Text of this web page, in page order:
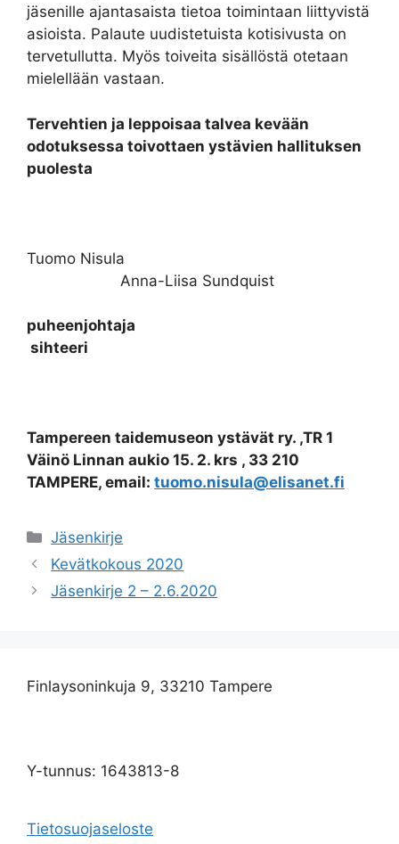
jäsenille ajantasaista tietoa toimintaan liittyvistä
asioista. Palaute uudistetuista kotisivusta on
tervetullutta. Myös toiveita sisällöstä otetaan
mielellään vastaan.
Tervehtien ja leppoisaa talvea kevään
odotuksessa toivottaen ystävien hallituksen
puolesta
Tuomo Nisula
Anna-Liisa Sundquist
puheenjohtaja
sihteeri
Tampereen taidemuseon ystävät ry. ,TR 1
Väinö Linnan aukio 15. 2. krs , 33 210
TAMPERE, email: tuomo.nisula@elisanet.fi
Jäsenkirje
Kevätkokous 2020
Jäsenkirje 2 – 2.6.2020
Finlaysoninkuja 9, 33210 Tampere
Y-tunnus: 1643813-8
Tietosuojaseloste